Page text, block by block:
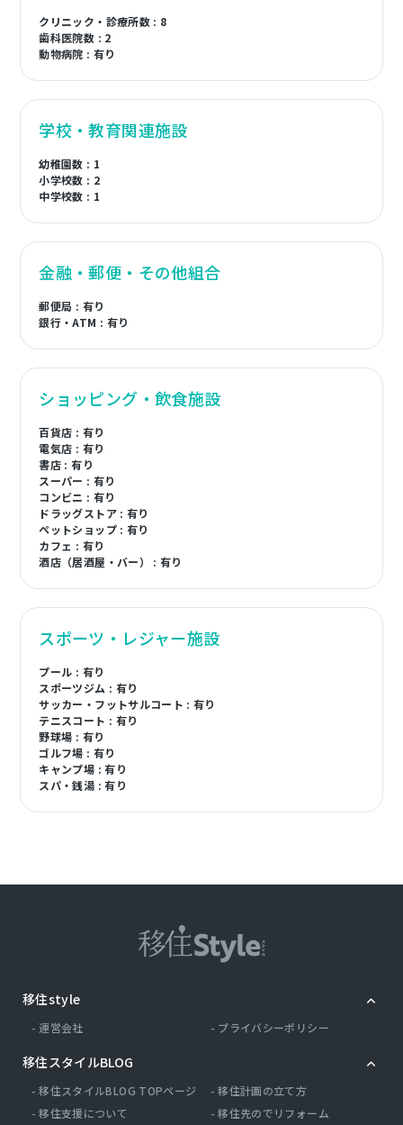
クリニック・診療所数 : 8
歯科医院数 : 2
動物病院 : 有り
学校・教育関連施設
幼稚園数 : 1
小学校数 : 2
中学校数 : 1
金融・郵便・その他組合
郵便局 : 有り
銀行・ATM : 有り
ショッピング・飲食施設
百貨店 : 有り
電気店 : 有り
書店 : 有り
スーパー : 有り
コンビニ : 有り
ドラッグストア : 有り
ペットショップ : 有り
カフェ : 有り
酒店（居酒屋・バー） : 有り
スポーツ・レジャー施設
プール : 有り
スポーツジム : 有り
サッカー・フットサルコート : 有り
テニスコート : 有り
野球場 : 有り
ゴルフ場 : 有り
キャンプ場 : 有り
スパ・銭湯 : 有り
移住style
運営会社 プライバシーポリシー
移住スタイルBLOG
移住スタイルBLOG TOPページ
移住計画の立て方
移住支援について
移住先のでリフォーム